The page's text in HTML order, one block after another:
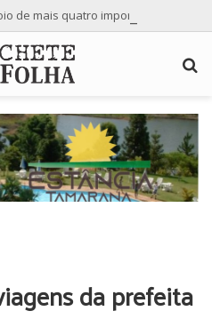
da prefeita